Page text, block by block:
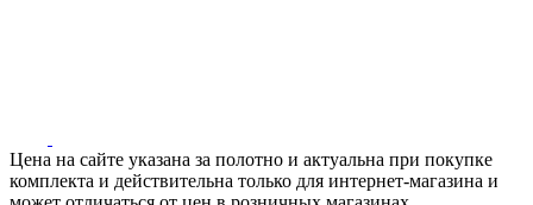
Цена на сайте указана за полотно и актуальна при покупке
комплекта и действительна только для интернет-магазина и